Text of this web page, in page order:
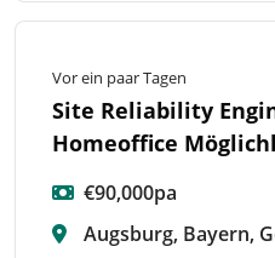
Vor ein paar Tagen
Site Reliability
Homeoffice
€90,000pa
Augsburg, Bayern,